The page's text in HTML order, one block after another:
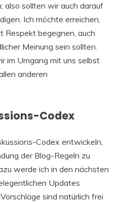
also sollten wir auch darauf
Ich möchte erreichen,
Respekt begegnen, auch
Meinung sein sollten.
im Umgang mit uns selbst
anderen
Codex
Codex entwickeln,
der Blog-Regeln zu
werde ich in den nächsten
Updates
sind natürlich frei